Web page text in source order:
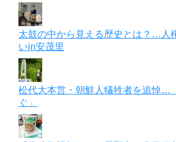
太鼓の中から見える歴史とは？…人
いin安茂里
松代大本営・朝鮮人犠牲者を追悼…
ぐ」